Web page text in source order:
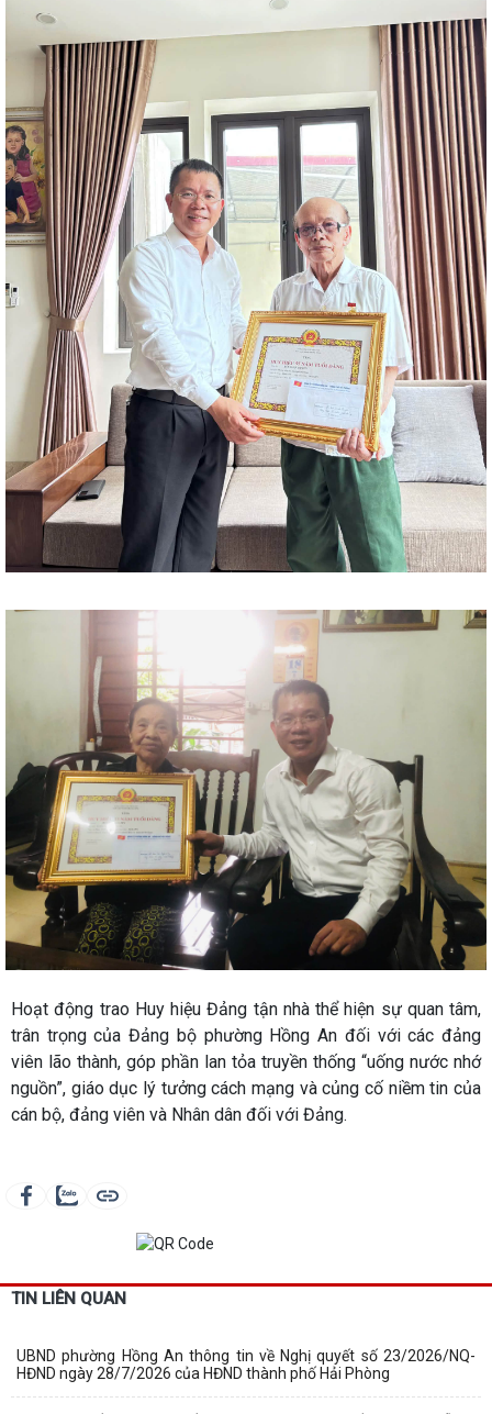
Hoạt động trao Huy hiệu Đảng tận nhà thể hiện sự quan tâm,
trân trọng của Đảng bộ phường Hồng An đối với các đảng
viên lão thành, góp phần lan tỏa truyền thống “uống nước nhớ
nguồn”, giáo dục lý tưởng cách mạng và củng cố niềm tin của
cán bộ, đảng viên và Nhân dân đối với Đảng.
TIN LIÊN QUAN
UBND phường Hồng An thông tin về Nghị quyết số 23/2026/NQ-
HĐND ngày 28/7/2026 của HĐND thành phố Hải Phòng